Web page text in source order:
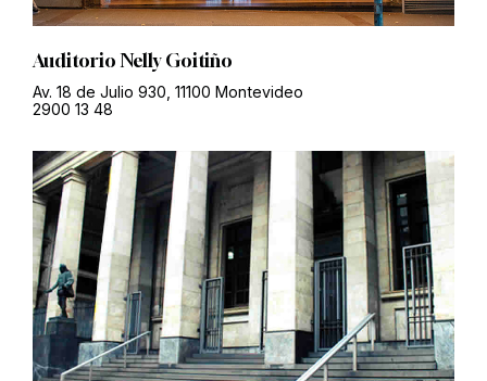
Auditorio Nelly Goitiño
Av. 18 de Julio 930, 11100 Montevideo
2900 13 48